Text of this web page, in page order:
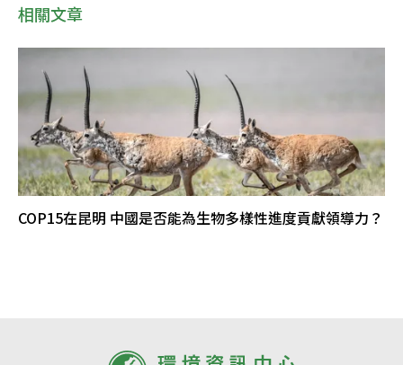
相關文章
COP15在昆明 中國是否能為生物多樣性進度貢獻領導力？